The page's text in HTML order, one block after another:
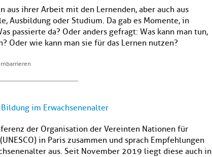
aus ihrer Arbeit mit den Lernenden, aber auch aus
Ausbildung oder Studium. Da gab es Momente, in
passierte da? Oder anders gefragt: Was kann man tun,
Oder wie kann man sie für das Lernen nutzen?
im Erwachsenenalter
der Organisation der Vereinten Nationen für
in Paris zusammen und sprach Empfehlungen
aus. Seit November 2019 liegt diese auch in